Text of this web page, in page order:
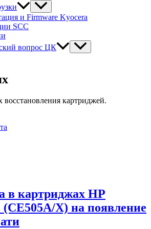
и Firmware Kyocera
SCC
вопрос ЦК
восстановления картриджей.
в картриджах HP
(CE505A/X) на появление